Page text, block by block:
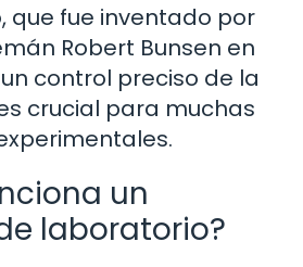
que fue inventado por
Robert Bunsen en
control preciso de la
crucial para muchas
un
laboratorio?